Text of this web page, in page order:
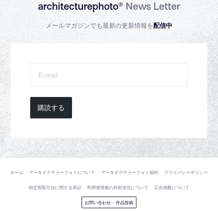
architecturephoto®News Letter
メールマガジンでも最新の更新情報を配信中
購読する
ホーム アーキテクチャーフォトについて アーキテクチャーフォト規約 プライバシーポリシー
特定商取引法に関する表記 利用者情報の外部送信について 広告掲載について
お問い合わせ / 作品投稿